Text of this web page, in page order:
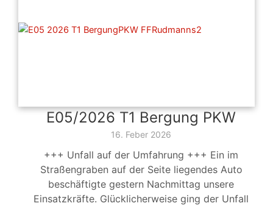
E05/2026 T1 Bergung PKW
16. Feber 2026
+++ Unfall auf der Umfahrung +++ Ein im
Straßengraben auf der Seite liegendes Auto
beschäftigte gestern Nachmittag unsere
Einsatzkräfte. Glücklicherweise ging der Unfall